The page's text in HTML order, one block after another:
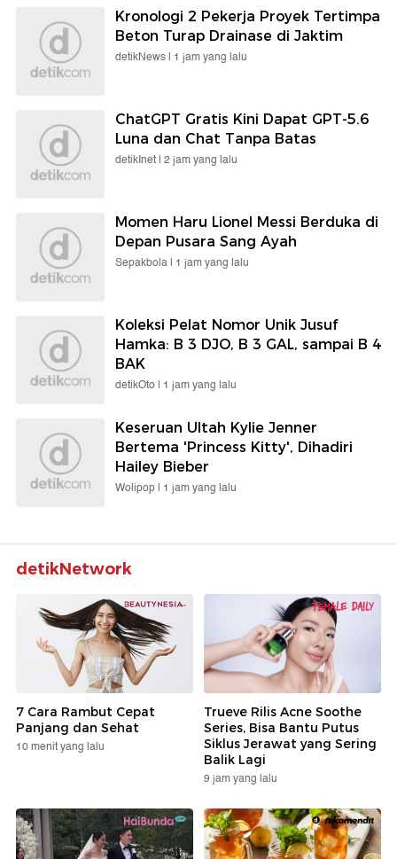
Kronologi 2 Pekerja Proyek Tertimpa
Beton Turap Drainase di Jaktim
detikNews | 1 jam yang lalu
ChatGPT Gratis Kini Dapat GPT-5.6
Luna dan Chat Tanpa Batas
detikInet | 2 jam yang lalu
Momen Haru Lionel Messi Berduka di
Depan Pusara Sang Ayah
Sepakbola | 1 jam yang lalu
Koleksi Pelat Nomor Unik Jusuf
Hamka: B 3 DJO, B 3 GAL, sampai B 4
BAK
detikOto | 1 jam yang lalu
Keseruan Ultah Kylie Jenner
Bertema 'Princess Kitty', Dihadiri
Hailey Bieber
Wolipop | 1 jam yang lalu
detikNetwork
7 Cara Rambut Cepat
Panjang dan Sehat
10 menit yang lalu
Trueve Rilis Acne Soothe
Series, Bisa Bantu Putus
Siklus Jerawat yang Sering
Balik Lagi
9 jam yang lalu